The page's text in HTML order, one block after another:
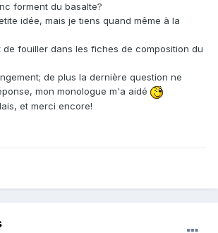
forment du basalte?
idée, mais je tiens quand même à la
fouiller dans les fiches de composition du
de plus la dernière question ne
mon monologue m'a aidé
et merci encore!